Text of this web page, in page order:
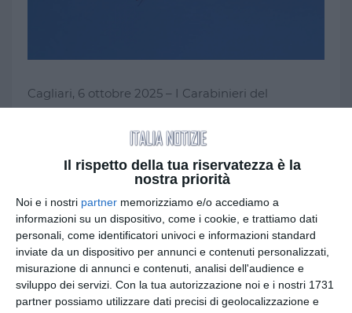
Il rispetto della tua riservatezza è la
nostra priorità
Noi e i nostri partner memorizziamo e/o accediamo a
informazioni su un dispositivo, come i cookie, e trattiamo dati
personali, come identificatori univoci e informazioni standard
inviate da un dispositivo per annunci e contenuti personalizzati,
misurazione di annunci e contenuti, analisi dell'audience e
sviluppo dei servizi. Con la tua autorizzazione noi e i nostri 1731
partner possiamo utilizzare dati precisi di geolocalizzazione e
Cagliari, 6 ottobre 2025 – I Carabinieri del
Comando provinciale di Cagliari, coordinati dalla
Direzione distrettuale antimafia di Cagliari
hanno condotto un imponente blitz contro il
narcotraffico internazionale, eseguendo71
a carico di persone gravemente
indiziate perassociazione per delinquere
finalizzata al traffico di sostanze stupefacenti,
detenzione e cessione di droga, porto e
detenzione abusiva di armi da fuoco.
L’operazione, denominata“Termine”, si è svolta in